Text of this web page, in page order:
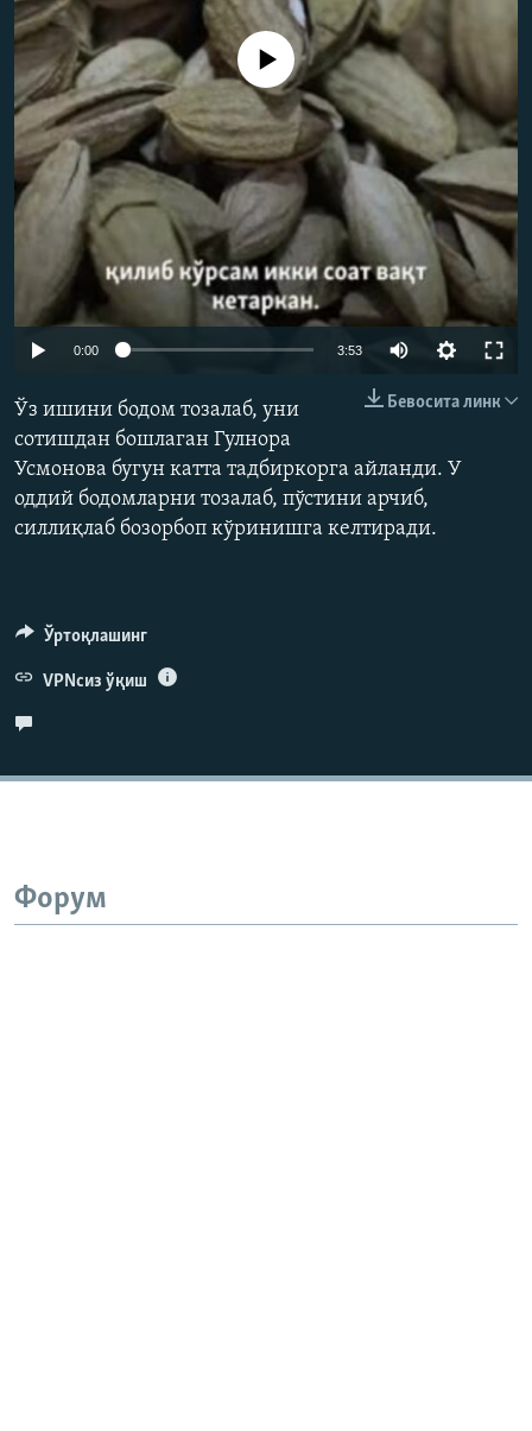
Айни дамда медиа-манба мавжуд эмас
0:00 3:53
480p
720p
Бевосита линк
Ўз ишини бодом тозалаб, уни
сотишдан бошлаган Гулнора
Усмонова бугун катта тадбиркорга айланди. У
оддий бодомларни тозалаб, пўстини арчиб,
силлиқлаб бозорбоп кўринишга келтиради.
Ўртоқлашинг
VPNсиз ўқиш
Форум